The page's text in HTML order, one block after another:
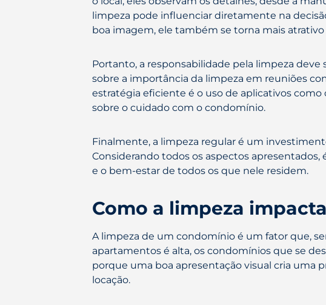
limpeza pode influenciar diretamente na
boa imagem, ele também se torna mais
Portanto, a responsabilidade pela limpeza
sobre a importância da limpeza em reuniões
estratégia eficiente é o uso de aplicativos como
sobre o cuidado com o condomínio.
Finalmente, a limpeza regular é um
Considerando todos os aspectos
e o bem-estar de todos os que nele residem.
Como a limpeza
A limpeza de um condomínio é um fator que,
apartamentos é alta, os condomínios que se
porque uma boa apresentação visual cria uma
locação.